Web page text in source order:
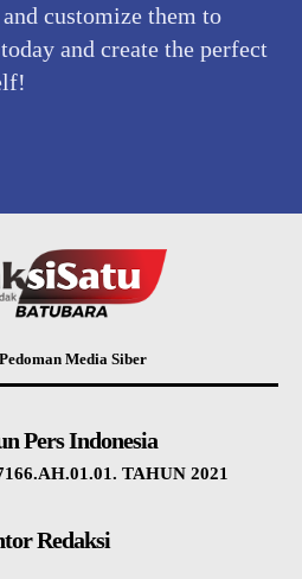
customize them to
and create the perfect
Pedoman Media Siber
Pers Indonesia
TAHUN 2021
Redaksi